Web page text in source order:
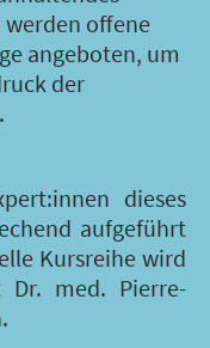
offene
angeboten, um
der
dieses
aufgeführt
Kursreihe wird
Dr. med. Pierre-